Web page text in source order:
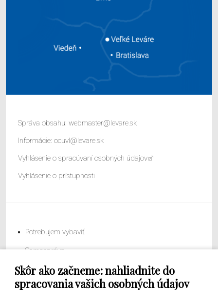
Skôr ako začneme: nahliadnite do
spracovania vašich osobných údajov
Správa obsahu: webmaster@levare.sk
Informácie: ocuvl@levare.sk
Vyhlásenie o spracúvaní osobných údajov
Vyhlásenie o prístupnosti
Potrebujem vybaviť
Samospráva
Obecný úrad